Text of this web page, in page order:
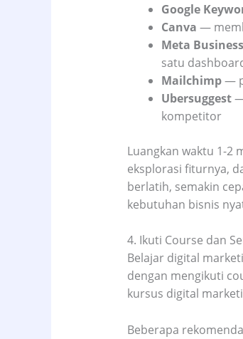
Google
Canva —
Meta
satu
Mailchimp—
Ubersuggest—
kompetitor
Luangkan waktu 1-2
eksplorasi fiturnya,
berlatih, semakin
kebutuhan bisnis
4. Ikuti Course dan
Belajar digital
dengan mengikuti
kursus digital
Beberapa